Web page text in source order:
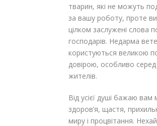
тварин, які не можуть
за вашу роботу, проте
цілком заслужені слова
господарів. Недарма
користуються великою
довірою, особливо серед
жителів.
Від усієї душі бажаю вам
здоров’я, щастя,
миру і процвітання.